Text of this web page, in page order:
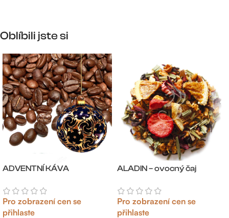
Oblíbili jste si
ADVENTNÍ KÁVA
Pro zobrazení cen se
přihlaste
ALADIN – ovocný čaj
Pro zobrazení cen se
přihlaste